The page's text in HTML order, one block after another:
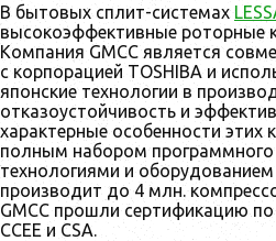
В бытовых сплит-системах
высокоэффективные роторные
Компания GMCC является
с корпорацией TOSHIBA и
японские технологии в
отказоустойчивость и
характерные особенности этих
полным набором программного
технологиями и оборудованием
производит до 4 млн.
GMCC прошли сертификацию
CCEE и CSA.